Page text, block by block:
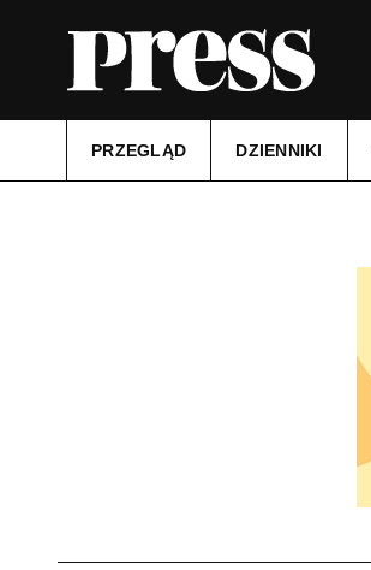
PRZEGLĄD DZIENNIKI